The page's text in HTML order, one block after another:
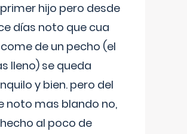
hijo pero desde
días noto que cua
de un pecho (el
lleno) se queda
y bien. pero del
noto mas blando no,
al poco de